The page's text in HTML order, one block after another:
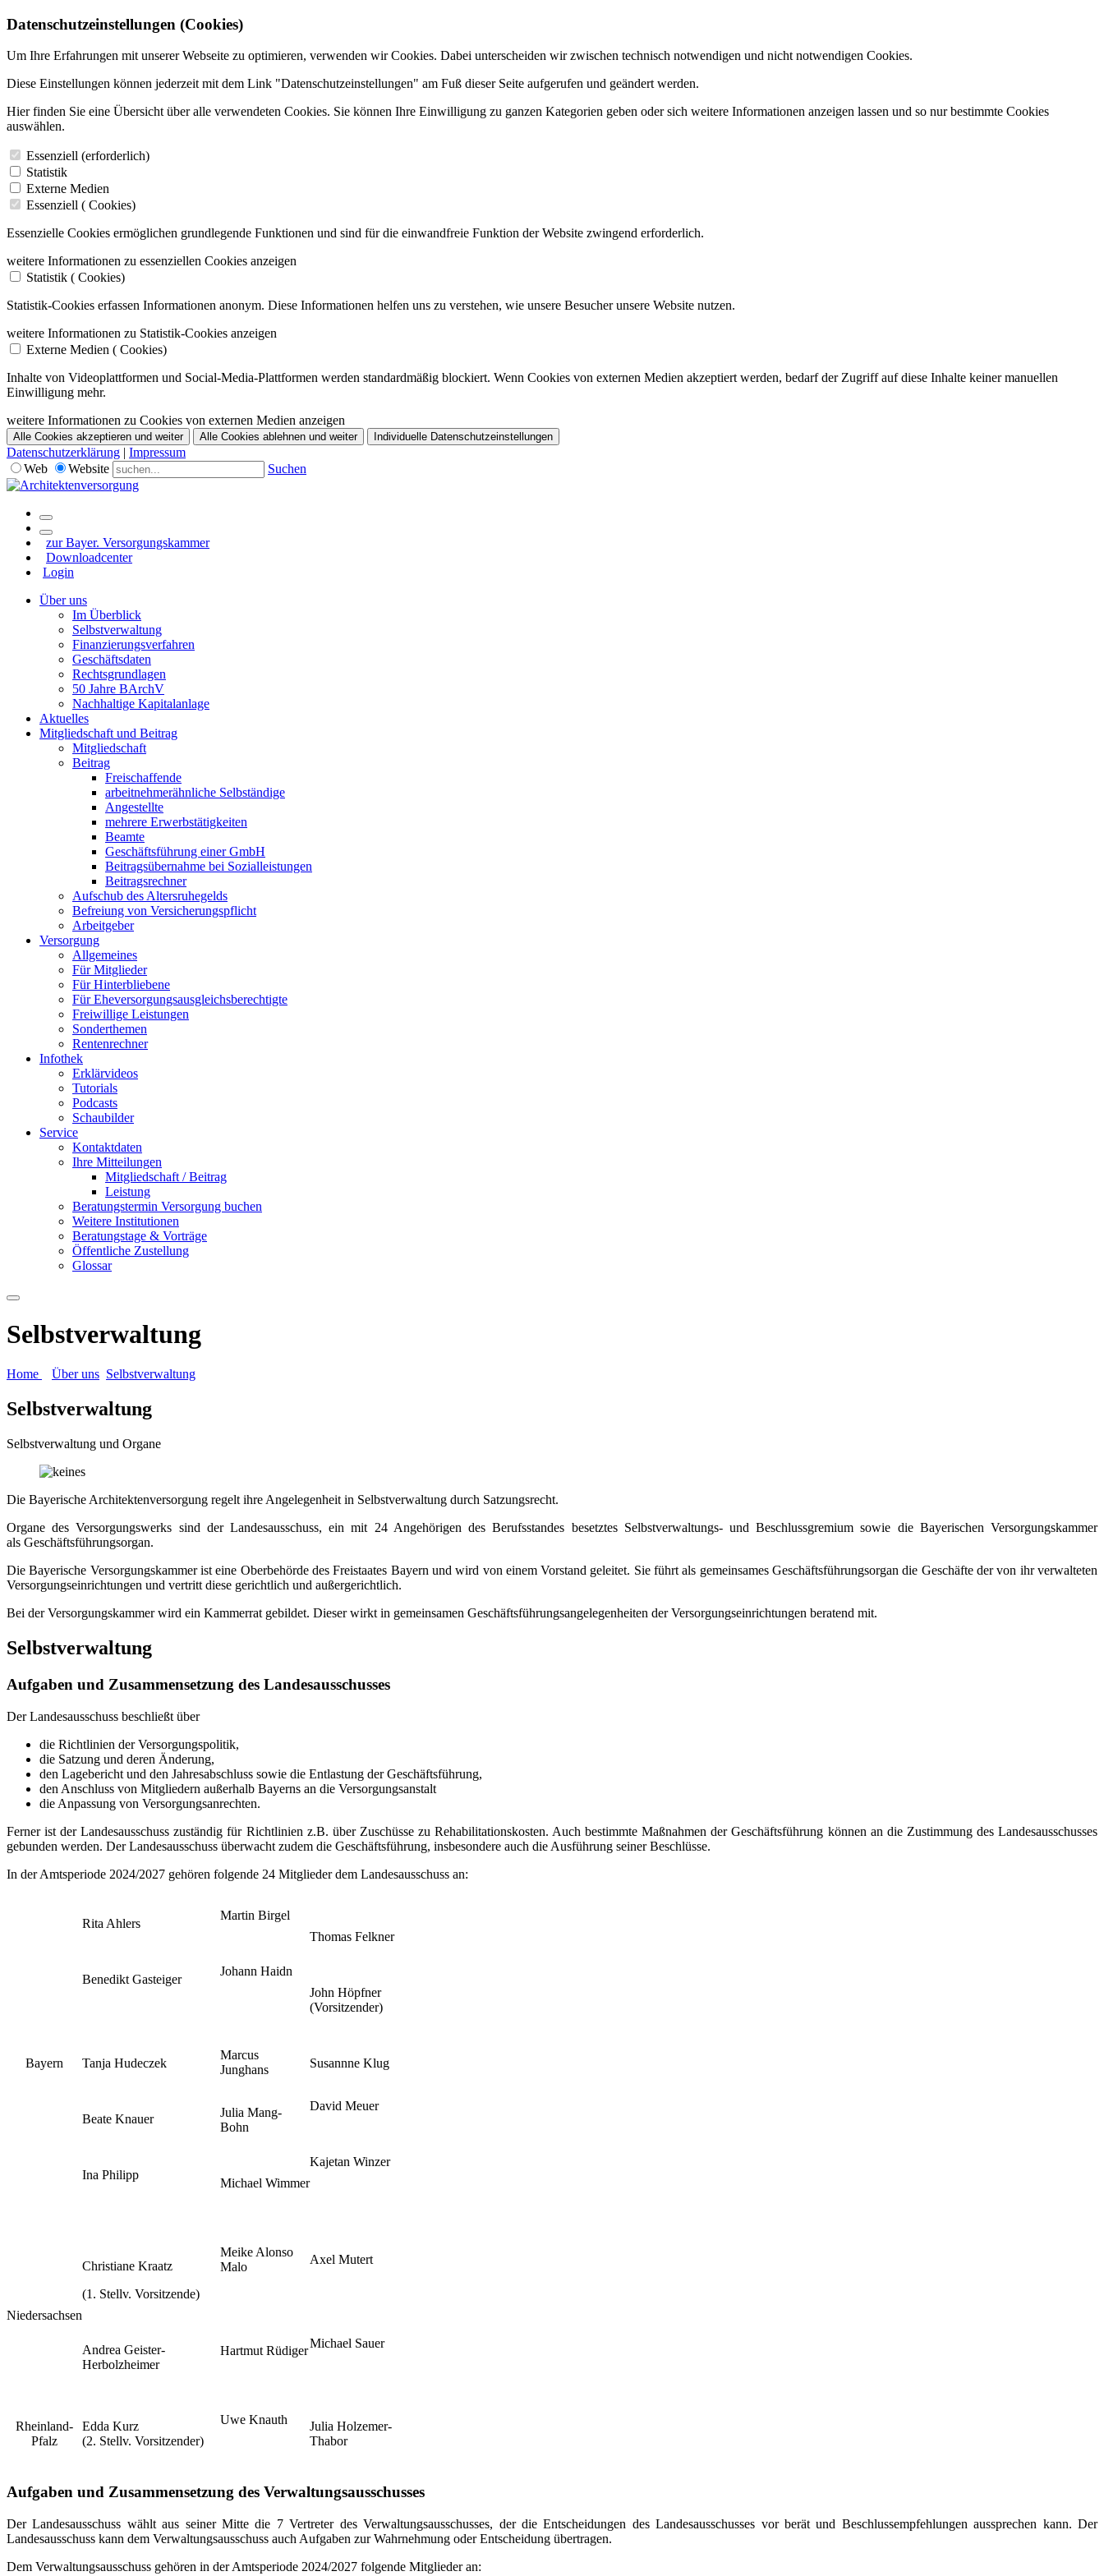
Datenschutzeinstellungen (Cookies)
Um Ihre Erfahrungen mit unserer Webseite zu optimieren, verwenden wir Cookies. Dabei unterscheiden wir zwischen technisch notwendigen und nicht notwendigen Cookies.
Diese Einstellungen können jederzeit mit dem Link "Datenschutzeinstellungen" am Fuß dieser Seite aufgerufen und geändert werden.
Hier finden Sie eine Übersicht über alle verwendeten Cookies. Sie können Ihre Einwilligung zu ganzen Kategorien geben oder sich weitere Informationen anzeigen lassen und so nur bestimmte Cookies
auswählen.
Essenziell (erforderlich)
Statistik
Externe Medien
Essenziell ( Cookies)
Essenzielle Cookies ermöglichen grundlegende Funktionen und sind für die einwandfreie Funktion der Website zwingend erforderlich.
weitere Informationen zu essenziellen Cookies anzeigen
Statistik ( Cookies)
Statistik-Cookies erfassen Informationen anonym. Diese Informationen helfen uns zu verstehen, wie unsere Besucher unsere Website nutzen.
weitere Informationen zu Statistik-Cookies anzeigen
Externe Medien ( Cookies)
Inhalte von Videoplattformen und Social-Media-Plattformen werden standardmäßig blockiert. Wenn Cookies von externen Medien akzeptiert werden, bedarf der Zugriff auf diese Inhalte keiner manuellen
Einwilligung mehr.
weitere Informationen zu Cookies von externen Medien anzeigen
Alle Cookies akzeptieren und weiter Alle Cookies ablehnen und weiter Individuelle Datenschutzeinstellungen
Datenschutzerklärung | Impressum
Web
Website Suchen
zur Bayer. Versorgungskammer
Downloadcenter
Login
Über uns
Im Überblick
Selbstverwaltung
Finanzierungsverfahren
Geschäftsdaten
Rechtsgrundlagen
50 Jahre BArchV
Nachhaltige Kapitalanlage
Aktuelles
Mitgliedschaft und Beitrag
Mitgliedschaft
Beitrag
Freischaffende
arbeitnehmerähnliche Selbständige
Angestellte
mehrere Erwerbstätigkeiten
Beamte
Geschäftsführung einer GmbH
Beitragsübernahme bei Sozialleistungen
Beitragsrechner
Aufschub des Altersruhegelds
Befreiung von Versicherungspflicht
Arbeitgeber
Versorgung
Allgemeines
Für Mitglieder
Für Hinterbliebene
Für Eheversorgungsausgleichsberechtigte
Freiwillige Leistungen
Sonderthemen
Rentenrechner
Infothek
Erklärvideos
Tutorials
Podcasts
Schaubilder
Service
Kontaktdaten
Ihre Mitteilungen
Mitgliedschaft / Beitrag
Leistung
Beratungstermin Versorgung buchen
Weitere Institutionen
Beratungstage & Vorträge
Öffentliche Zustellung
Glossar
Selbstverwaltung
Home Über uns Selbstverwaltung
Selbstverwaltung
Selbstverwaltung und Organe
Die Bayerische Architektenversorgung regelt ihre Angelegenheit in Selbstverwaltung durch Satzungsrecht.
Organe des Versorgungswerks sind der Landesausschuss, ein mit 24 Angehörigen des Berufsstandes besetztes Selbstverwaltungs- und Beschlussgremium sowie die Bayerischen Versorgungskammer
als Geschäftsführungsorgan.
Die Bayerische Versorgungskammer ist eine Oberbehörde des Freistaates Bayern und wird von einem Vorstand geleitet. Sie führt als gemeinsames Geschäftsführungsorgan die Geschäfte der von ihr verwalteten
Versorgungseinrichtungen und vertritt diese gerichtlich und außergerichtlich.
Bei der Versorgungskammer wird ein Kammerrat gebildet. Dieser wirkt in gemeinsamen Geschäftsführungsangelegenheiten der Versorgungseinrichtungen beratend mit.
Selbstverwaltung
Aufgaben und Zusammensetzung des Landesausschusses
Der Landesausschuss beschließt über
die Richtlinien der Versorgungspolitik,
die Satzung und deren Änderung,
den Lagebericht und den Jahresabschluss sowie die Entlastung der Geschäftsführung,
den Anschluss von Mitgliedern außerhalb Bayerns an die Versorgungsanstalt
die Anpassung von Versorgungsanrechten.
Ferner ist der Landesausschuss zuständig für Richtlinien z.B. über Zuschüsse zu Rehabilitationskosten. Auch bestimmte Maßnahmen der Geschäftsführung können an die Zustimmung des Landesausschusses
gebunden werden. Der Landesausschuss überwacht zudem die Geschäftsführung, insbesondere auch die Ausführung seiner Beschlüsse.
In der Amtsperiode 2024/2027 gehören folgende 24 Mitglieder dem Landesausschuss an:
Bayern
Rita Ahlers
Benedikt Gasteiger
Tanja Hudeczek
Beate Knauer
Ina Philipp
Martin Birgel
Johann Haidn
Marcus
Junghans
Julia Mang-
Bohn
Michael Wimmer
Thomas Felkner
John Höpfner
(Vorsitzender)
Susannne Klug
David Meuer
Kajetan Winzer
Niedersachsen
Christiane Kraatz
(1. Stellv. Vorsitzende)
Andrea Geister-
Herbolzheimer
Meike Alonso
Malo
Hartmut Rüdiger
Axel Mutert
Michael Sauer
Rheinland-
Pfalz
Edda Kurz
(2. Stellv. Vorsitzender)
Uwe Knauth
Julia Holzemer-
Thabor
Aufgaben und Zusammensetzung des Verwaltungsausschusses
Der Landesausschuss wählt aus seiner Mitte die 7 Vertreter des Verwaltungsausschusses, der die Entscheidungen des Landesausschusses vor berät und Beschlussempfehlungen aussprechen kann. Der
Landesausschuss kann dem Verwaltungsausschuss auch Aufgaben zur Wahrnehmung oder Entscheidung übertragen.
Dem Verwaltungsausschuss gehören in der Amtsperiode 2024/2027 folgende Mitglieder an: